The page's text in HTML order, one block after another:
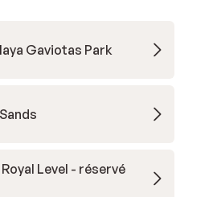
Gaviotas Park
Level - réservé